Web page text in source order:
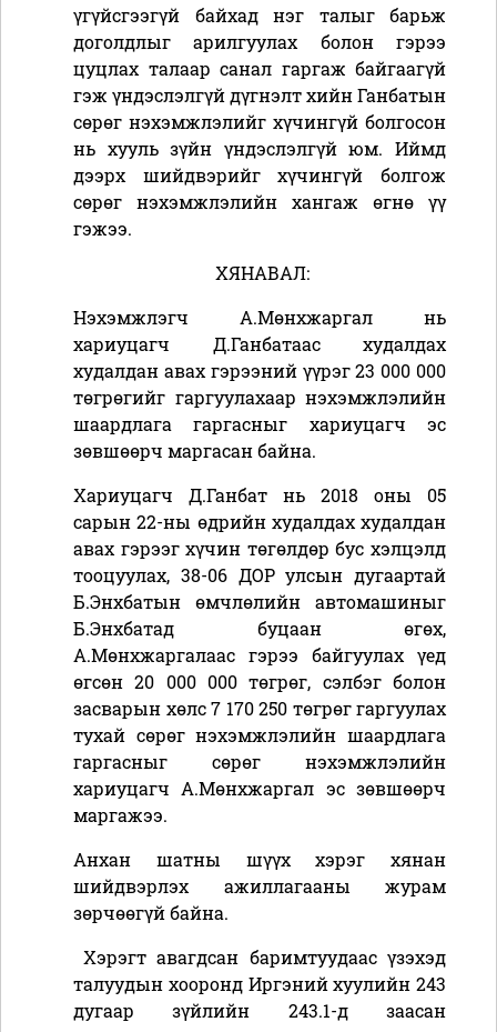
үгүйсгээгүй байхад нэг талыг барьж
доголдлыг арилгуулах болон гэрээ
цуцлах талаар санал гаргаж байгаагүй
гэж үндэслэлгүй дүгнэлт хийн Ганбатын
сөрөг нэхэмжлэлийг хүчингүй болгосон
нь хууль зүйн үндэслэлгүй юм. Иймд
дээрх шийдвэрийг хүчингүй болгож
сөрөг нэхэмжлэлийн хангаж өгнө үү
гэжээ.
ХЯНАВАЛ:
Нэхэмжлэгч А.Мөнхжаргал нь
хариуцагч Д.Ганбатаас худалдах
худалдан авах гэрээний үүрэг 23 000 000
төгрөгийг гаргуулахаар нэхэмжлэлийн
шаардлага гаргасныг хариуцагч эс
зөвшөөрч маргасан байна.
Хариуцагч Д.Ганбат нь 2018 оны 05
сарын 22-ны өдрийн худалдах худалдан
авах гэрээг хүчин төгөлдөр бус хэлцэлд
тооцуулах, 38-06 ДОР улсын дугаартай
Б.Энхбатын өмчлөлийн автомашиныг
Б.Энхбатад буцаан өгөх,
А.Мөнхжаргалаас гэрээ байгуулах үед
өгсөн 20 000 000 төгрөг, сэлбэг болон
засварын хөлс 7 170 250 төгрөг гаргуулах
тухай сөрөг нэхэмжлэлийн шаардлага
гаргасныг сөрөг нэхэмжлэлийн
хариуцагч А.Мөнхжаргал эс зөвшөөрч
маргажээ.
Анхан шатны шүүх хэрэг хянан
шийдвэрлэх ажиллагааны журам
зөрчөөгүй байна.
Хэрэгт авагдсан баримтуудаас үзэхэд
талуудын хооронд Иргэний хуулийн 243
дугаар зүйлийн 243.1-д заасан